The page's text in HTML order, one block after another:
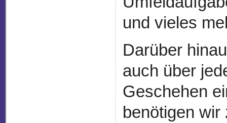
und vieles
Darüber
auch über
Geschehen
benötigen wir